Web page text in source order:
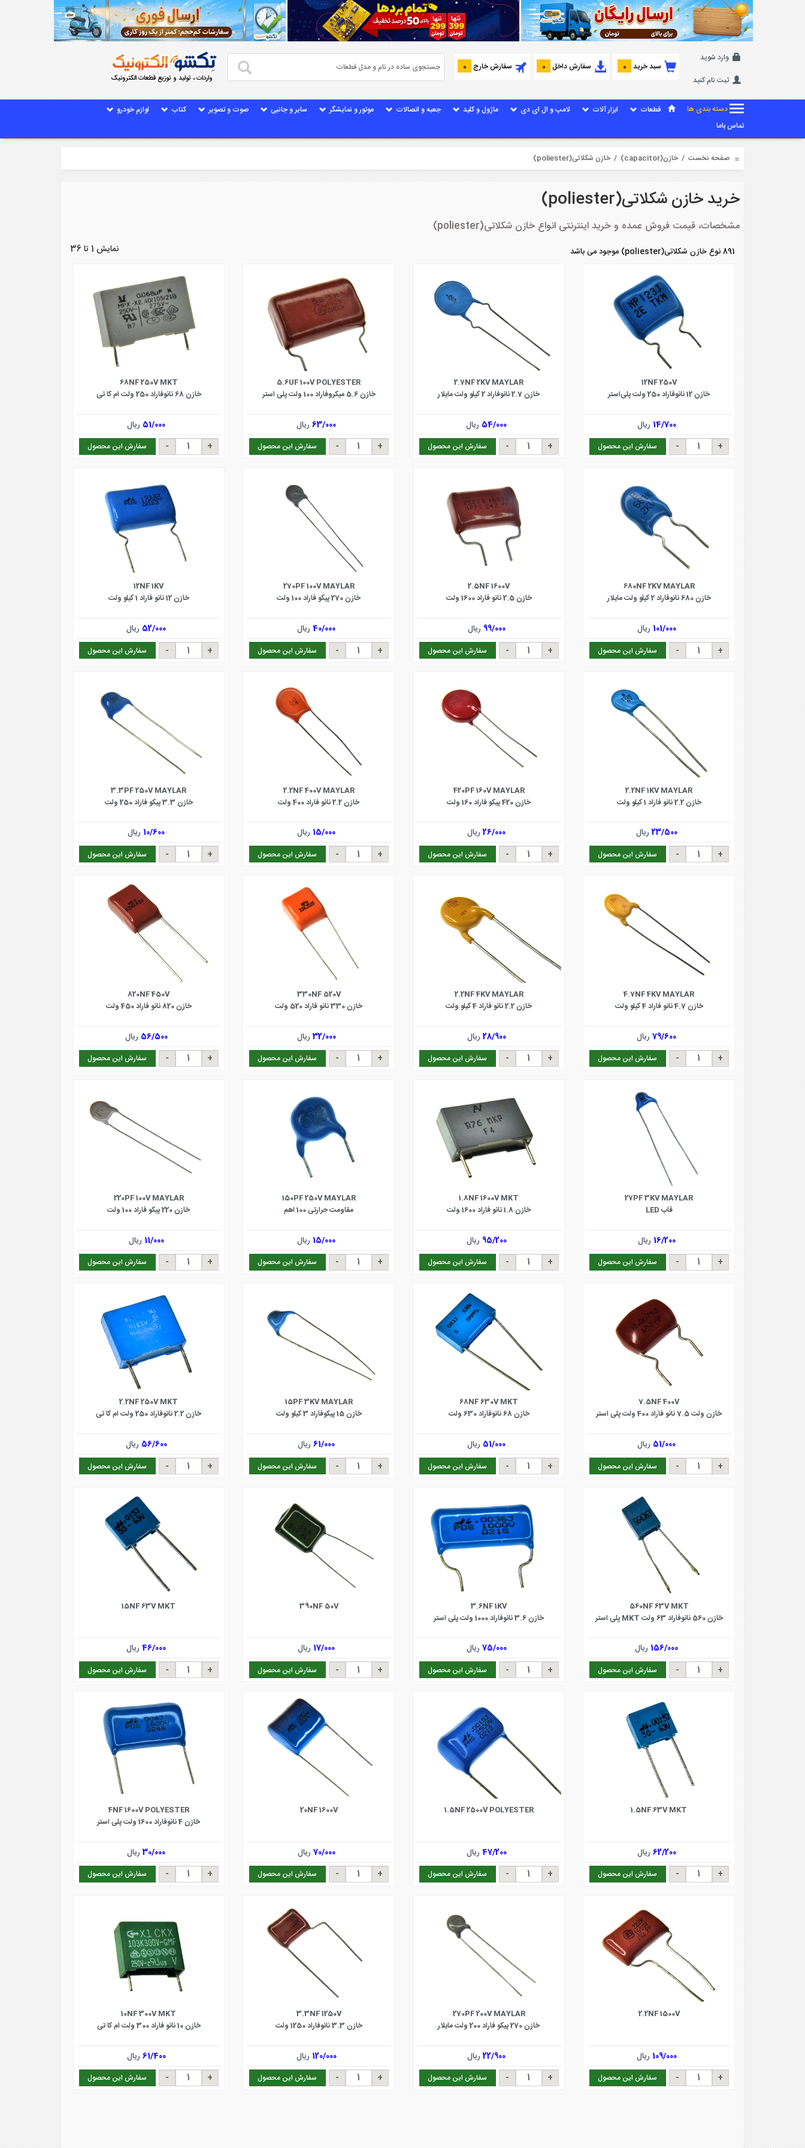
وارد شوید
ثبت نام کنید
سبد خرید 0 سفارش داخل 0 سفارش خارج 0
واردات ، تولید و توزیع قطعات الکترونیک
دسته بندی ها قطعات ابزار آلات لامپ و ال ای دی ماژول و کلید جعبه و اتصالات موتور و نمایشگر سایر و جانبی صوت و تصویر کتاب
لوازم خودرو
تماس باما
صفحه نخست / خازن(capacitor) / خازن شکلاتی(poliester)
خرید خازن شکلاتی(poliester)
مشخصات، قیمت فروش عمده و خرید اینترنتی انواع خازن شکلاتی(poliester)
891 نوع خازن شکلاتی(poliester) موجود می باشد نمایش 1 تا 36
12NF 250V
خازن 12 نانوفاراد 250 ولت پلی‌استر
14/700 ریال
سفارش این محصول
2.7NF 2KV MAYLAR
خازن 2.7 نانوفاراد 2 کیلو ولت مایلار
54/000 ریال
سفارش این محصول
5.6UF 100V POLYESTER
خازن 5.6 میکروفاراد 100 ولت پلی استر
63/000ریال
سفارش این محصول
68NF 250V MKT
خازن 68 نانوفاراد 250 ولت ام کا تی
51/000 ریال
سفارش این محصول
680NF 2KV MAYLAR
خازن 680 نانوفاراد 2 کیلو ولت مایلار
101/000 ریال
سفارش این محصول
2.5NF 1600V
خازن 2.5 نانو فاراد 1600 ولت
99/000 ریال
سفارش این محصول
270PF 100V MAYLAR
خازن 270 پیکو فاراد 100 ولت
40/000ریال
سفارش این محصول
12NF 1KV
خازن 12 نانو فاراد 1 کیلو ولت
52/000 ریال
سفارش این محصول
2.2NF 1KV MAYLAR
خازن 2.2 نانو فاراد 1 کیلو ولت
23/500ریال
سفارش این محصول
420PF 160V MAYLAR
خازن 420 پیکو فاراد 160 ولت
26/000ریال
سفارش این محصول
2.2NF 400V MAYLAR
خازن 2.2 نانو فاراد 400 ولت
15/000 ریال
سفارش این محصول
3.3PF 250V MAYLAR
خازن 3.3 پیکو فاراد 250 ولت
10/600 ریال
سفارش این محصول
4.7NF 4KV MAYLAR
خازن 4.7 نانو فاراد 4 کیلو ولت
79/600ریال
سفارش این محصول
2.2NF 4KV MAYLAR
خازن 2.2 نانو فاراد 4 کیلو ولت
28/900ریال
سفارش این محصول
330NF 520V
خازن 330 نانو فاراد 520 ولت
32/000ریال
سفارش این محصول
820NF 450V
خازن 820 نانو فاراد 450 ولت
56/500 ریال
سفارش این محصول
27PF 3KV MAYLAR
قاب LED
16/200 ریال
سفارش این محصول
1.8NF 1600V MKT
خازن 1.8 نانو فاراد 1600 ولت
95/200 ریال
سفارش این محصول
150PF 250V MAYLAR
مقاومت حرارتی 100 اهم
15/000 ریال
سفارش این محصول
220PF 100V MAYLAR
خازن 220 پیکو فاراد 100 ولت
11/000 ریال
سفارش این محصول
7.5NF 400V
خازن ولت 7.5 نانو فاراد 400 ولت پلی استر
51/000 ریال
سفارش این محصول
68NF 630V MKT
خازن 68 نانوفاراد 630 ولت
51/000 ریال
سفارش این محصول
15PF 3KV MAYLAR
خازن 15 پیکوفاراد 3 کیلو ولت
61/000ریال
سفارش این محصول
2.2NF 250V MKT
خازن 2.2 نانوفاراد 250 ولت ام کا تی
56/600 ریال
سفارش این محصول
560NF 63V MKT
خازن 560 نانوفاراد 63 ولت MKT پلی استر
156/000 ریال
سفارش این محصول
3.6NF 1KV
خازن 3.6 نانوفاراد 1000 ولت پلی استر
75/000 ریال
سفارش این محصول
390NF 50V
17/000 ریال
سفارش این محصول
15NF 63V MKT
46/000ریال
سفارش این محصول
1.5NF 63V MKT
62/200 ریال
سفارش این محصول
1.5NF 2500V POLYESTER
47/200 ریال
سفارش این محصول
20NF 1600V
70/000 ریال
سفارش این محصول
4NF 1600V POLYESTER
خازن 4 نانوفاراد 1600 ولت پلی استر
30/000ریال
سفارش این محصول
2.2NF 1500V
109/000 ریال
سفارش این محصول
270PF 200V MAYLAR
خازن 270 پیکو فاراد 200 ولت مایلار
22/900ریال
سفارش این محصول
3.3NF 1250V
خازن 3.3 نانوفاراد 1250 ولت
120/000 ریال
سفارش این محصول
10NF 300V MKT
خازن 10 نانو فاراد 300 ولت ام کا تی
61/400 ریال
سفارش این محصول